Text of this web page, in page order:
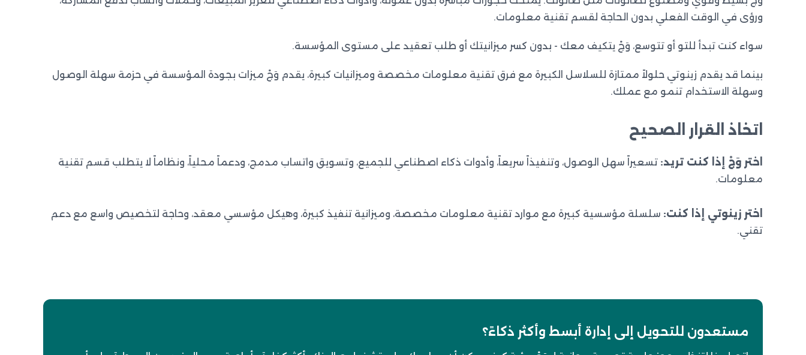
ورؤى في الوقت الفعلي بدون الحاجة لقسم تقنية معلومات.
سواء كنت تبدأ للتو أو تتوسع، وَجْ يتكيف معك - بدون كسر ميزانيتك أو طلب تعقيد على مستوى المؤسسة.
بينما قد يقدم زينوتي حلولاً ممتازة للسلاسل الكبيرة مع فرق تقنية معلومات مخصصة وميزانيات كبيرة، يقدم وَجْ ميزات بجودة المؤسسة في حزمة سهلة الوصول
وسهلة الاستخدام تنمو مع عملك.
اتخاذ القرار الصحيح
اختر وَجْ إذا كنت تريد: تسعيراً سهل الوصول، وتنفيذاً سريعاً، وأدوات ذكاء اصطناعي للجميع، وتسويق واتساب مدمج، ودعماً محلياً، ونظاماً لا يتطلب قسم تقنية
معلومات.
اختر زينوتي إذا كنت: سلسلة مؤسسية كبيرة مع موارد تقنية معلومات مخصصة، وميزانية تنفيذ كبيرة، وهيكل مؤسسي معقد، وحاجة لتخصيص واسع مع دعم
تقني.
مستعدون للتحويل إلى إدارة أبسط وأكثر ذكاءً؟